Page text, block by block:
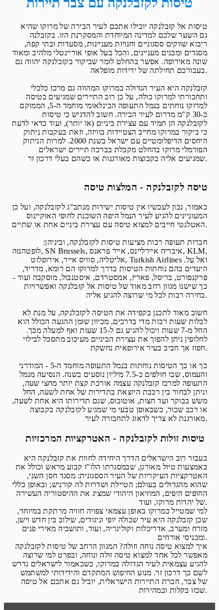
טיסות אל קזבלנקה יובילו אתכם לעיר הבירה של מרוקו שהיא
גם השער שלכם למדינה המיוחדת והמסקרנת הזו. בקזבלנה
ריבוא שווקים ססגוניים וחנויות מעניינות, מסעדות ובתי קפה,
מסגדים ומבנים מעניינים, והכל בעל אופי אוריינטלי מלהיב ומאוד
שונה מאירופה. אפשר בהחלט לומר שביקור בקזבלנקה יהווה גם
בעבורכם תחילתה של ידידות מופלאה.
קזבלנקה היא העיר הגדולה במרוקו המהווה גם מרכז כלכלי
ותחבורתי למרוקו כולה, על כן רוב התיירים שמגיעים בטיסה
למרוקו נוחתים בנמל התעופה הבינלאומי מוחמד ה-5, הממוקם
כ-30 ק"מ מדרום לעיר הבירה. חשוב להדגיש כי טיסות
לקזבלנקה הן תמיד עם עצירת ביניים (או יותר), ועוד כדאי לדעת
כי ביקור במרוקו מחייב הצטיידות בוויזה, וזאת בעקבות ניתוק
היחסים הדיפלומטיים עם ישראל בשנת 2000. למרות הניתוק
הפורמלי מרוקו בהחלט מקבלת בברכה תיירים ישראלים
שמגיעים אליה בקבוצות מאורגנות או כשהם בעלי דרכון זר.
טיסה לקזבלנקה - המלצות טיסה
כאמור, נכון לעכשיו אין טיסות ישירות מנתב"ג לקזבלנקה, ועל כן
המעוניינים להגיע לעיר הנמל היפה השוכנת לחופי האוקיינוס
האטלנטי חייבים למצוא טיסה עם עצירת ביניים אחת או שתיים.
חברות תעופה רבות מציעות טיסות לקזבלנקה, וביניהן:
לופטהנזה, SN Brussels, איבריה איירליינס, אייר פראנס, KLM,
אליטליה, סוויס אייר, אירופלוט, Turkish Airlines ואל על.
היעדים בהם נוחתות הטיסות בדרך למרוקו הם רומא, מדריד,
פרקנפורט, בריסל, פאריז, אמסטרדם, איסטנבול, מוסקבה ועוד -
כך שישנו מגוון רחב מאוד של טיסות אל קזבלנקה ואפשרויות
בחירה רבות לכל מי שרוצה להגיע אליה.
חשוב מאוד לתכנן בקפידה את הטיסה לקזבלנקה, על מנת לא
לבלות שעות רבות מדי בדרכים, מכיוון שזמן ההגעה הכולל הוא
החל מ-7 שעות ויכול להגיע גם ל-15 שעות ואף למעלה מכך.
לחלופין ניתן להפוך את עצירת הביניים מעיכוב מתסכל לבילוי
חפוז אך חביב בעיר אירופאית נחשקת.
כך או כך הטיסות נוחתות בנמל התעופה מוחמד ה-5 - המודרני
והעמוס, שבו חולפים כ-7.5 מיליון נוסעים בשנה. הנסיעה מנמל
התעופה למרכז קזבלנקה עצמה אורכת קצת יותר מחצי שעה,
וניתן לבחור בין רכבת היוצאת בתדירות של אחת לשעה, החל
משש בבוקר ועד חצות, אוטובוס, שגם תדירותו היא אחת לשעה,
או רכב שכור, כשבאופן טבעי מי שמגיע לקזבלנקה בקבוצה
מאורגנת לא צריך לדאוג לתחבורה לעיר.
בעבור רוב הישראלים הדרך היחידה לחוות את קזבלנקה היא
באמצעות טיול מאורגן, שבמסגרתו הלו"ז קבוע מראש וכולל את
האטרקציות העיקריות של העיר הססגונית: מסגד חסן השני,
שהוא מהגדולים בעולם; הטיילת ושדרות לה קורניש; ובאופן כללי
החופים היפים, המוזיאון היהודי שמציג את ההיסטוריה העשירה
של יהדות מרוקו, ועוד.
למי שמטייל במרוקו באופן עצמאי צפויה חוויה מרתקת במיוחד,
שכן קזבלנקה היא עיר שכולה יופי וניגודים, שילוב בין חדש וישן,
מזרח ומערב, אדריכלות וקולינריה, ועוד, ותושביה מאירי פנים
ומכניסי אורחים.
איך למצוא טיסה נוחה וזולה? המגוון הרחב של טיסות לקזבלנקה
מאפשר לכל אחד למצוא טיסה זולה ונוחה, ובפרט למי שרוצה
להגיע עצמאית לעיר הגדולה במרוקו, כשכאמור לישראלים נדרש
לשם כך דרכון זר. מנוע החיפוש המתקדם והידידותי למשתמש
של צבר, חברת התיירות הישראלית, יוביל גם אתכם אל טיסה
שכזו בקלות ובמהירות.